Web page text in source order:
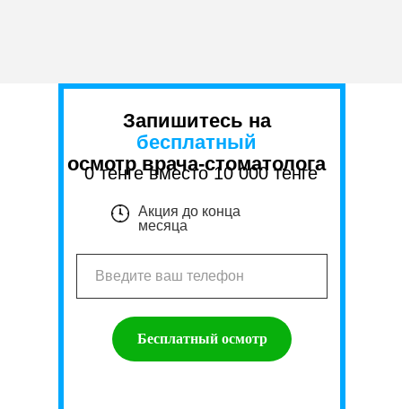
Бесплатный осмотр
Запишитесь на
бесплатный
осмотр врача-стоматолога
0 тенге вместо 10 000 тенге
Акция до конца
месяца